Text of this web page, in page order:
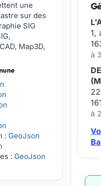
une
sur des
SIG
Map3D,
: GeoJson
: GeoJson
1,
à
à